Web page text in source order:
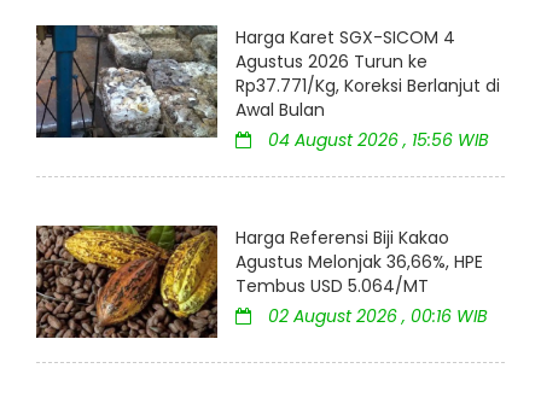
Harga Karet SGX-SICOM 4
Agustus 2026 Turun ke
Rp37.771/Kg, Koreksi Berlanjut di
Awal Bulan
04 August 2026 , 15:56 WIB
Harga Referensi Biji Kakao
Agustus Melonjak 36,66%, HPE
Tembus USD 5.064/MT
02 August 2026 , 00:16 WIB